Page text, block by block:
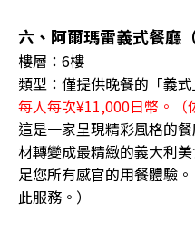
六、阿爾瑪雷義式餐廳
樓層：6樓
類型：僅提供晚餐的「義
每人每次¥11,000日幣。（
這是一家呈現精彩風格的
材轉變成最精緻的義大利
足您所有感官的用餐體驗
此服務。）